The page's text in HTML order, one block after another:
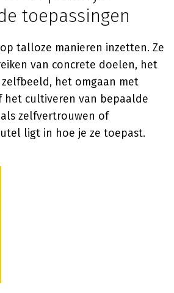
toepassingen
talloze manieren inzetten. Ze
van concrete doelen, het
het omgaan met
het cultiveren van bepaalde
zelfvertrouwen of
ligt in hoe je ze toepast.